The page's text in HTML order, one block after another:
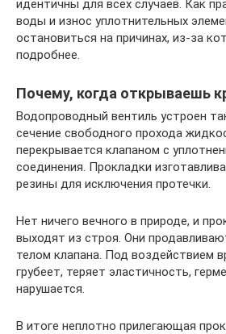
идентичны для всех случаев. Как
воды и износ уплотнительных
остановиться на причинах, из-за
подробнее.
Почему, когда открываешь
Водопроводный вентиль устроен
сечение свободного прохода
перекрывается клапаном с
соединения. Прокладки
резины для исключения протечки.
Нет ничего вечного в природе, и
выходят из строя. Они
телом клапана. Под воздействием
грубеет, теряет эластичность,
нарушается.
В итоге неплотно прилегающая